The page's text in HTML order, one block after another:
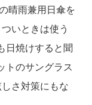
晴雨兼用日傘を
いときは使う
日焼けすると聞
トのサングラス
さ対策にもな